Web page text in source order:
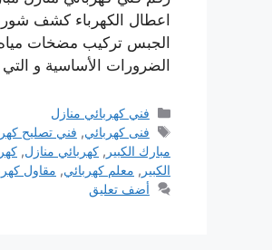
اعطال الكهرباء كشف
الجبس تركيب مضخات مياه
الضرورات الأساسية و
التصنيفات
فني كهربائي منازل
الوسوم
فنى كهربائي, فني تصليح
مبارك الكبير , كهربائي منازل,
الكبير , معلم كهربائي, مقاول
أضف تعليق